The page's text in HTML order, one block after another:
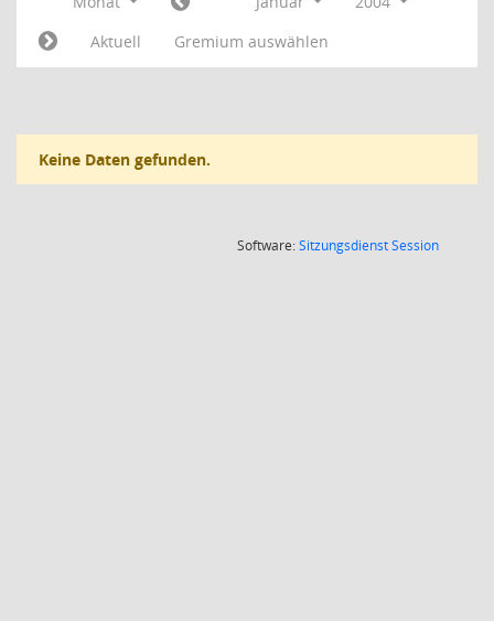
Aktuell
Gremium auswählen
Keine Daten gefunden.
Software:SitzungsdienstSession(Wird in